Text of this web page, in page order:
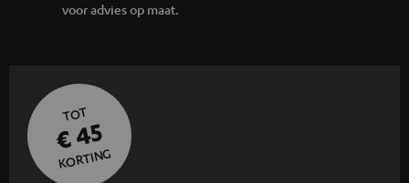
voor advies op maat.
TOT
€ 45
KORTING